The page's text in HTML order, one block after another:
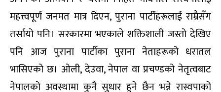
महत्त्वपूर्ण जनमत मात्र दिएन, पुराना पार्टीहरूलाई राम्रैसँग
तर्सायो पनि। सरकारमा भएकाले शक्तिशाली जस्तो देखिए
पनि आज पुराना पार्टीका पुराना नेताहरूको धरातल
भासिएको छ। ओली, देउवा, नेपाल वा प्रचण्डको नेतृत्वबाट
नेपालको अवस्थामा कुनै सुधार हुने छैन भन्ने रास्वपाको